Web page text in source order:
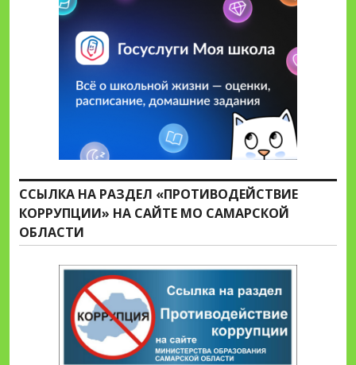
ССЫЛКА НА РАЗДЕЛ «ПРОТИВОДЕЙСТВИЕ
КОРРУПЦИИ» НА САЙТЕ МО САМАРСКОЙ
ОБЛАСТИ